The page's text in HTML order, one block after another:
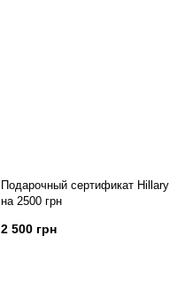
Подарочный сертификат Hillary
на 2500 грн
2 500 грн